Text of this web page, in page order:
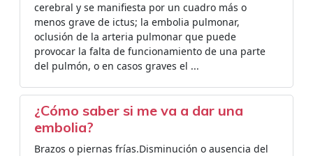
cerebral y se manifiesta por un cuadro más o
menos grave de ictus; la embolia pulmonar,
oclusión de la arteria pulmonar que puede
provocar la falta de funcionamiento de una parte
del pulmón, o en casos graves el ...
¿Cómo saber si me va a dar una
embolia?
Brazos o piernas frías.Disminución o ausencia del